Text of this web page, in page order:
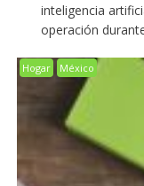
inteligencia
operación
Hogar México